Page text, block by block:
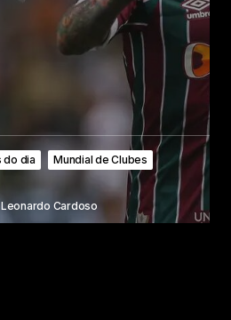
do dia
Mundial de Clubes
Leonardo Cardoso